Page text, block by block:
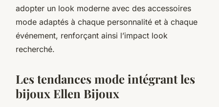
adopter un look moderne avec des accessoires
mode adaptés à chaque personnalité et à chaque
événement, renforçant ainsi l’impact look
recherché.
Les tendances mode intégrant les
bijoux Ellen Bijoux